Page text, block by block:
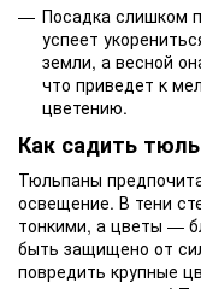
Посадка слишком
успеет
земли, а весной
что приведет к
цветению.
Как садить
Тюльпаны
освещение. В тени
тонкими, а цветы —
быть защищено от
повредить крупные